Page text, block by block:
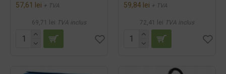
57,61 lei + TVA
69,71 lei TVA inclus
59,84 lei + TVA
72,41 lei TVA inclus